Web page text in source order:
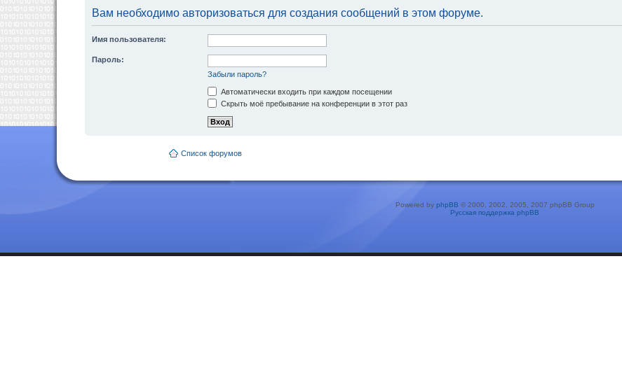
Вам необходимо авторизоваться для создания сообщений в этом форуме.
Имя пользователя:
Пароль:
Забыли пароль?
Автоматически входить при каждом посещении
Скрыть моё пребывание на конференции в этот раз
Список форумов
Powered by phpBB © 2000, 2002, 2005, 2007 phpBB Group
Русская поддержка phpBB